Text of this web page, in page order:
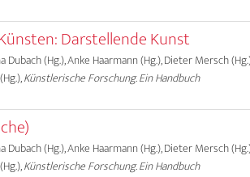
Darstellende Kunst
Dubach (Hg.), Anke Haarmann (Hg.), Dieter Mersch
Künstlerische Forschung. Ein Handbuch
Dubach (Hg.), Anke Haarmann (Hg.), Dieter Mersch
Künstlerische Forschung. Ein Handbuch